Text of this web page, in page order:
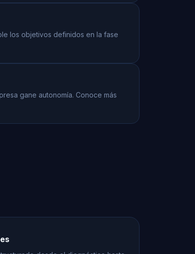
los objetivos definidos en la fase
gane autonomía. Conoce más